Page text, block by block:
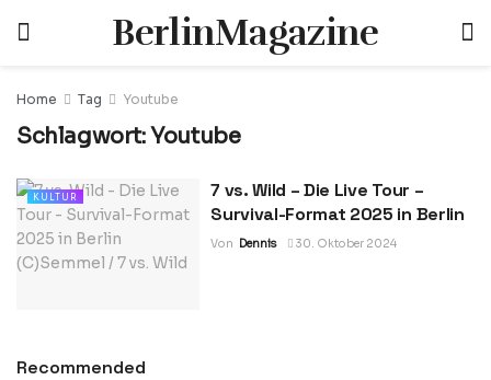
BerlinMagazine
Home Tag Youtube
Schlagwort:Youtube
KULTUR
7 vs. Wild – Die Live Tour –
Survival-Format 2025 in Berlin
Von Dennis 30. Oktober 2024
Recommended